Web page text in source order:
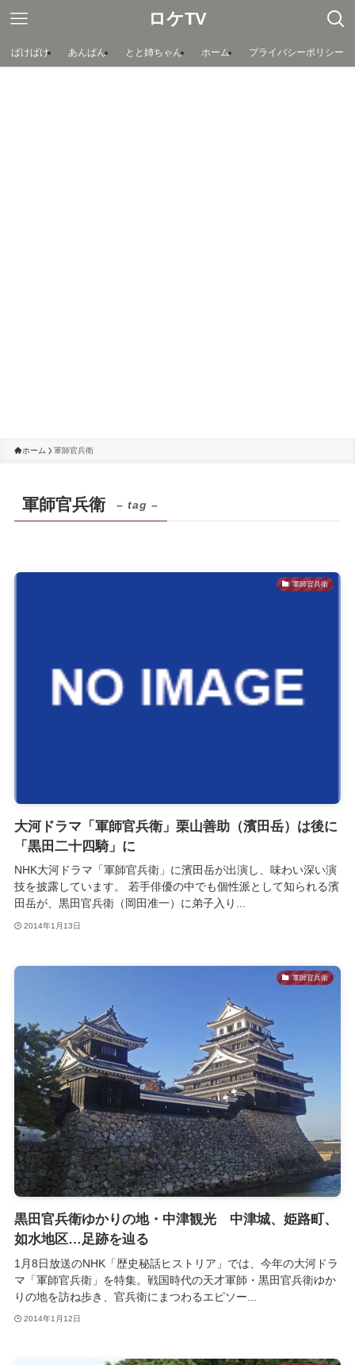
ロケTV
ばけばけ あんぱん とと姉ちゃん ホーム プライバシーポリシー
ホーム 軍師官兵衛
軍師官兵衛 – tag –
軍師官兵衛
大河ドラマ「軍師官兵衛」栗山善助（濱田岳）は後に
「黒田二十四騎」に
NHK大河ドラマ「軍師官兵衛」に濱田岳が出演し、味わい深い演
技を披露しています。 若手俳優の中でも個性派として知られる濱
田岳が、黒田官兵衛（岡田准一）に弟子入り...
2014年1月13日
軍師官兵衛
黒田官兵衛ゆかりの地・中津観光 中津城、姫路町、
如水地区…足跡を辿る
1月8日放送のNHK「歴史秘話ヒストリア」では、今年の大河ドラ
マ「軍師官兵衛」を特集。戦国時代の天才軍師・黒田官兵衛ゆか
りの地を訪ね歩き、官兵衛にまつわるエピソー...
2014年1月12日